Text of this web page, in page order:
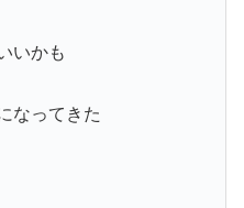
いかも
なってきた